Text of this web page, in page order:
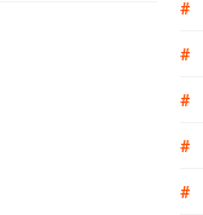
#
#
#
#
#